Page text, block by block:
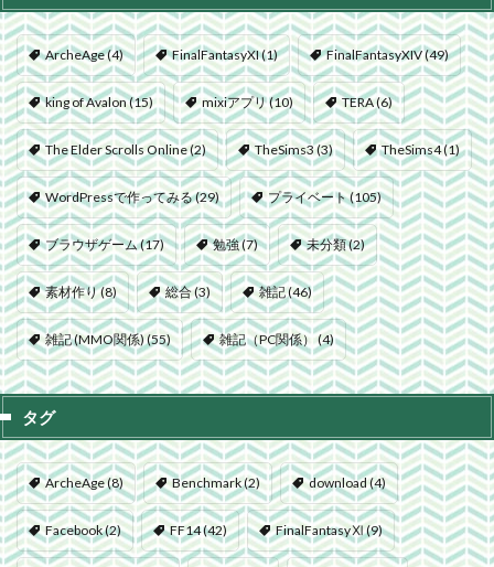
ArcheAge(4) FinalFantasyXI(1) FinalFantasyXIV(49)
king of Avalon(15) mixiアプリ(10) TERA(6)
The Elder Scrolls Online(2) TheSims3(3) TheSims4(1)
WordPressで作ってみる(29) プライベート(105)
ブラウザゲーム(17) 勉強(7) 未分類(2)
素材作り(8) 総合(3) 雑記(46)
雑記 (MMO関係)(55) 雑記（PC関係）(4)
タグ
ArcheAge(8) Benchmark(2) download(4)
Facebook(2) FF14(42) FinalFantasyⅪ(9)